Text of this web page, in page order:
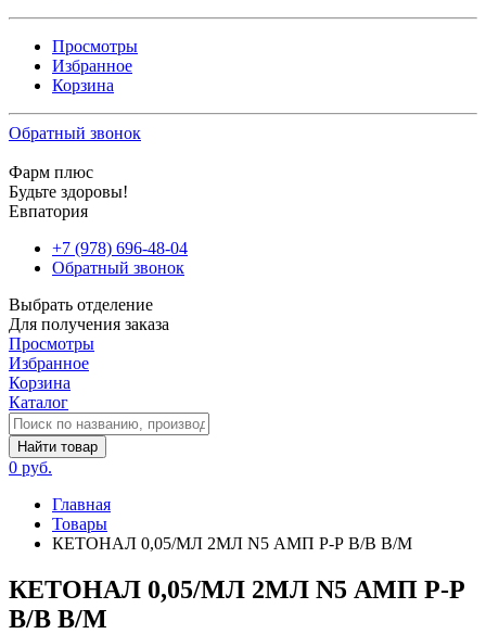
Просмотры
Избранное
Корзина
Обратный звонок
Фарм плюс
Будьте здоровы!
Евпатория
+7 (978) 696-48-04
Обратный звонок
Выбрать отделение
Для получения заказа
Просмотры
Избранное
Корзина
Каталог
Найти товар
0 руб.
Главная
Товары
КЕТОНАЛ 0,05/МЛ 2МЛ N5 АМП Р-Р В/В В/М
КЕТОНАЛ 0,05/МЛ 2МЛ N5 АМП Р-Р
В/В В/М